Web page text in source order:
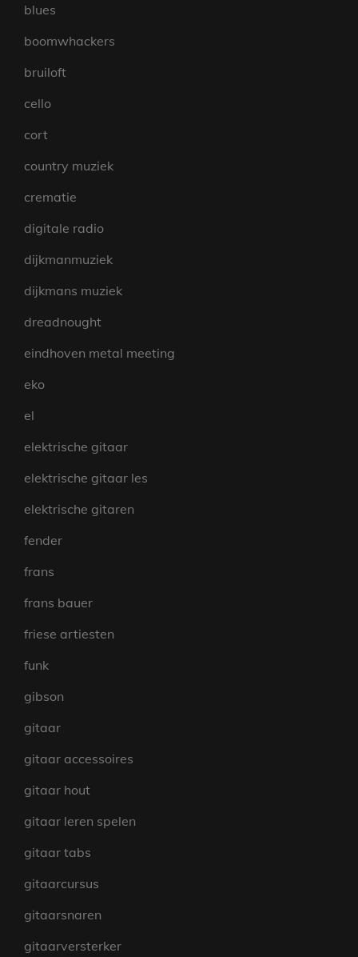
blues
boomwhackers
bruiloft
cello
cort
country muziek
crematie
digitale radio
dijkmanmuziek
dijkmans muziek
dreadnought
eindhoven metal meeting
eko
el
elektrische gitaar
elektrische gitaar les
elektrische gitaren
fender
frans
frans bauer
friese artiesten
funk
gibson
gitaar
gitaar accessoires
gitaar hout
gitaar leren spelen
gitaar tabs
gitaarcursus
gitaarsnaren
gitaarversterker